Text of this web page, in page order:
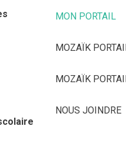
MON PORTAIL
MOZAÏK
MOZAÏK
NOUS JOINDRE